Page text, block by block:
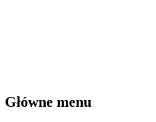
Główne menu